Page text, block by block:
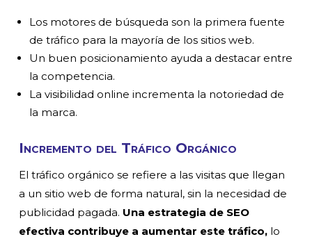
Los motores de búsqueda son la primera fuente
de tráfico para la mayoría de los sitios web.
Un buen posicionamiento ayuda a destacar entre
la competencia.
La visibilidad online incrementa la notoriedad de
la marca.
Incremento del Tráfico Orgánico
El tráfico orgánico se refiere a las visitas que llegan
a un sitio web de forma natural, sin la necesidad de
publicidad pagada. Una estrategia de SEO
efectiva contribuye a aumentar este tráfico, lo